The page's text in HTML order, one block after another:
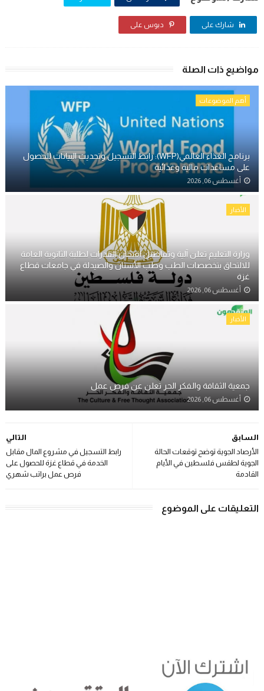
شارك على دبوس على
مواضيع ذات الصلة
أهم الموضوعات
برنامج الغذاء العالمي(WFP): رابط التسجيل وتحديث البيانات للحصول
على مساعدات مالية وغذائية
أغسطس 06, 2026
الأخبار
وزارة التعليم تعلن آلية وتفاصيل امتحان القدرات لطلبة الثانوية العامة
للالتحاق بتخصصات الطب وطب الأسنان والصيدلة في جامعات قطاع
غزة
أغسطس 06, 2026
الأخبار
جمعية الثقافة والفكر الحر تعلن عن فرص عمل
أغسطس 06, 2026
التالي
رابط التسجيل في مشروع المال مقابل
الخدمة في قطاع غزة للحصول على
فرص عمل براتب شهري
السابق
الأرصاد الجوية توضح توقعات الحالة
الجوية لطقس فلسطين في الأيام
القادمة
التعليقات على الموضوع